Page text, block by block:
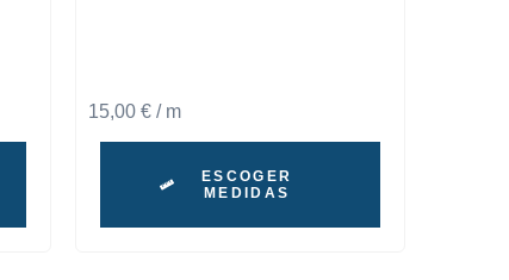
15,00 €/ m
ESCOGER
MEDIDAS